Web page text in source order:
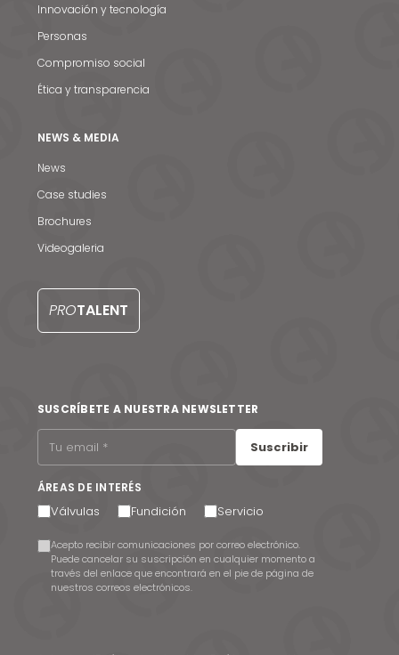
Innovación y tecnología
Personas
Compromiso social
Ética y transparencia
NEWS & MEDIA
News
Case studies
Brochures
Videogaleria
PROTALENT
SUSCRÍBETE A NUESTRA NEWSLETTER
Suscribir
ÁREAS DE INTERÉS
Válvulas Fundición Servicio
Acepto recibir comunicaciones por correo electrónico.
Puede cancelar su suscripción en cualquier momento a
través del enlace que encontrará en el pie de página de
nuestros correos electrónicos.